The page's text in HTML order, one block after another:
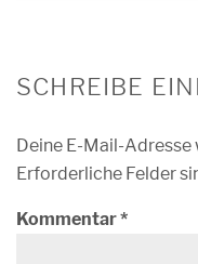
SCHREIBE
Deine E-Mail-
Erforderliche Felder
Kommentar*